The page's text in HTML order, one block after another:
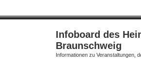
Infoboard des
Braunschweig
Informationen zu Veranstaltungen,